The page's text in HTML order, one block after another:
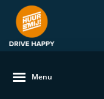
Menu